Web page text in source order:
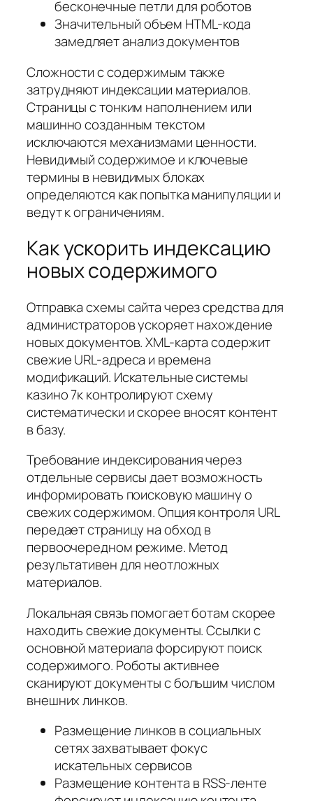
бесконечные петли для роботов
Значительный объем HTML-кода
замедляет анализ документов
Сложности с содержимым также
затрудняют индексации материалов.
Страницы с тонким наполнением или
машинно созданным текстом
исключаются механизмами ценности.
Невидимый содержимое и ключевые
термины в невидимых блоках
определяются как попытка манипуляции и
ведут к ограничениям.
Как ускорить индексацию
новых содержимого
Отправка схемы сайта через средства для
администраторов ускоряет нахождение
новых документов. XML-карта содержит
свежие URL-адреса и времена
модификаций. Искательные системы
казино 7к контролируют схему
систематически и скорее вносят контент
в базу.
Требование индексирования через
отдельные сервисы дает возможность
информировать поисковую машину о
свежих содержимом. Опция контроля URL
передает страницу на обход в
первоочередном режиме. Метод
результативен для неотложных
материалов.
Локальная связь помогает ботам скорее
находить свежие документы. Ссылки с
основной материала форсируют поиск
содержимого. Роботы активнее
сканируют документы с большим числом
внешних линков.
Размещение линков в социальных
сетях захватывает фокус
искательных сервисов
Размещение контента в RSS-ленте